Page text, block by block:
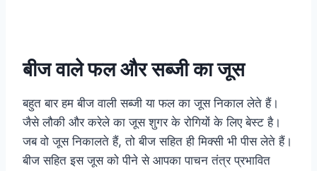
बीज वाले फल और सब्जी का जूस
बहुत बार हम बीज वाली सब्जी या फल का जूस निकाल लेते हैं।
जैसे लौकी और करेले का जूस शुगर के रोगियों के लिए बेस्ट है।
जब वो जूस निकालते हैं, तो बीज सहित ही मिक्सी भी पीस लेते हैं।
बीज सहित इस जूस को पीने से आपका पाचन तंत्र प्रभावित